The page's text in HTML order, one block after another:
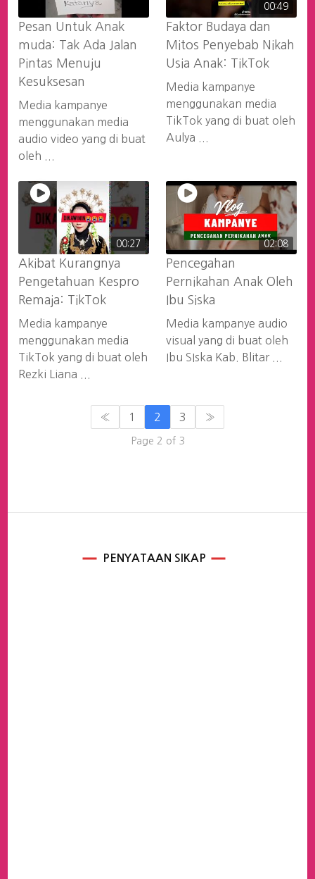
Pesan Untuk Anak
muda: Tak Ada Jalan
Pintas Menuju
Kesuksesan
Media kampanye
menggunakan media
audio video yang di buat
oleh ...
00:49
Faktor Budaya dan
Mitos Penyebab Nikah
Usia Anak: TikTok
Media kampanye
menggunakan media
TikTok yang di buat oleh
Aulya ...
00:27
Akibat Kurangnya
Pengetahuan Kespro
Remaja: TikTok
Media kampanye
menggunakan media
TikTok yang di buat oleh
Rezki Liana ...
02:08
Pencegahan
Pernikahan Anak Oleh
Ibu Siska
Media kampanye audio
visual yang di buat oleh
Ibu SIska Kab. Blitar ...
« 1 2 3 »
Page 2 of 3
PENYATAAN SIKAP